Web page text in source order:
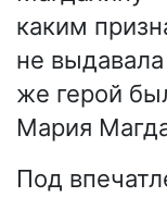
каким
не
же герой
Мария
Под